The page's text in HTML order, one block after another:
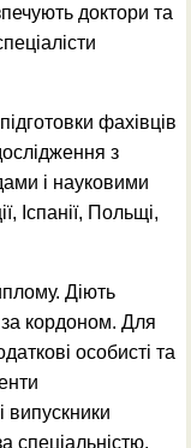
доктори та
фахівців
з
і науковими
Іспанії, Польщі,
Діють
кордоном. Для
особисті та
випускники
спеціальністю.